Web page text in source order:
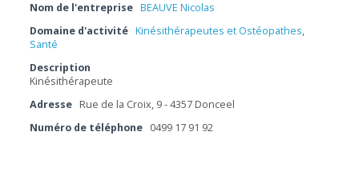
Nom de l'entreprise BEAUVE Nicolas
Domaine d'activité Kinésithérapeutes et Ostéopathes,
Santé
Description
Kinésithérapeute
Adresse Rue de la Croix, 9 - 4357 Donceel
Numéro de téléphone 0499 17 91 92